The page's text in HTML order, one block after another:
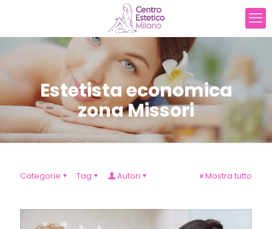
Estetista economica
zona Missori
Categorie Tag Autori Mostra tutto